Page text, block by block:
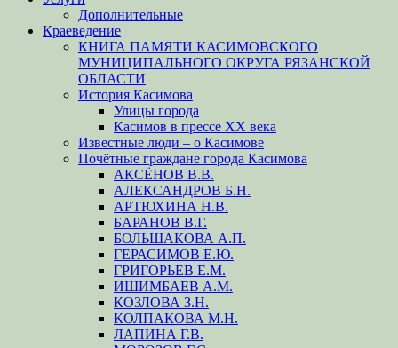
Дополнительные
Краеведение
КНИГА ПАМЯТИ КАСИМОВСКОГО
МУНИЦИПАЛЬНОГО ОКРУГА РЯЗАНСКОЙ
ОБЛАСТИ
История Касимова
Улицы города
Касимов в прессе XX века
Известные люди – о Касимове
Почётные граждане города Касимова
АКСЁНОВ В.В.
АЛЕКСАНДРОВ Б.Н.
АРТЮХИНА Н.В.
БАРАНОВ В.Г.
БОЛЬШАКОВА А.П.
ГЕРАСИМОВ Е.Ю.
ГРИГОРЬЕВ Е.М.
ИШИМБАЕВ А.М.
КОЗЛОВА З.Н.
КОЛПАКОВА М.Н.
ЛАПИНА Г.В.